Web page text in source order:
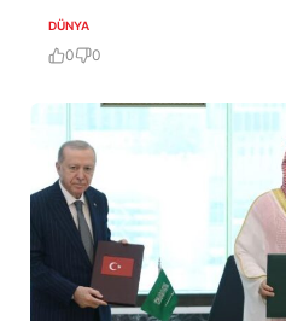
DÜNYA
0 0